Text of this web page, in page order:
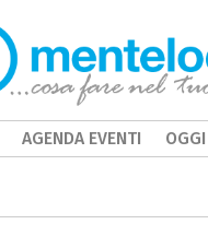
AGENDA EVENTI OGGI